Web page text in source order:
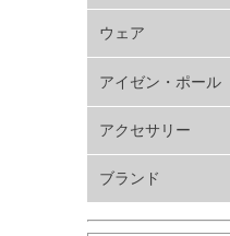
バスケットボール
シューズ
ランニング用品
スポーツアパレル
テニス
バレーボール
フィットネス用品
スイミング用品
マリン
スケートボード
ウェア
レディース
アイゼン・ポール
アクセサリー
ハーネス・カラビナ・
ブランド